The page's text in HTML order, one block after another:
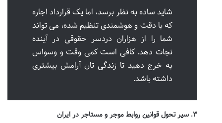
شاید ساده به نظر برسد، اما یک قرارداد اجاره
که با دقت و هوشمندی تنظیم شده، می تواند
شما را از هزاران دردسر حقوقی در آینده
نجات دهد. کافی است کمی وقت و وسواس
به خرج دهید تا زندگی تان آرامش بیشتری
داشته باشد.
۳. سیر تحول قوانین روابط موجر و مستاجر در ایران